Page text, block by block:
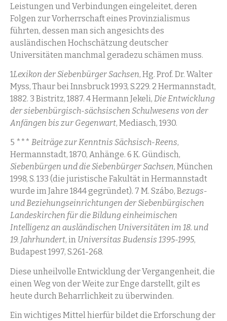
Leistungen und Verbindungen eingeleitet, deren
Folgen zur Vorherrschaft eines Provinzialismus
führten, dessen man sich angesichts des
ausländischen Hochschätzung deutscher
Universitäten manchmal geradezu schämen muss.
1Lexikon der Siebenbürger Sachsen, Hg. Prof. Dr. Walter
Myss, Thaur bei Innsbruck 1993, S.229. 2 Hermannstadt,
1882. 3 Bistritz, 1887. 4 Hermann Jekeli, Die Entwicklung
der siebenbürgisch-sächsischen Schulwesens von der
Anfängen bis zur Gegenwart, Mediasch, 1930.
5 *** Beiträge zur Kenntnis Sächsisch-Reens,
Hermannstadt, 1870, Anhänge. 6 K. Gündisch,
Siebenbürgen und die Siebenbürger Sachsen, München
1998, S. 133 (die juristische Fakultät in Hermannstadt
wurde im Jahre 1844 gegründet). 7 M. Szábo, Bezugs-
und Beziehungseinrichtungen der Siebenbürgischen
Landeskirchen für die Bildung einheimischen
Intelligenz an ausländischen Universitäten im 18. und
19. Jahrhundert, in Universitas Budensis 1395-1995,
Budapest 1997, S.261-268.
Diese unheilvolle Entwicklung der Vergangenheit, die
einen Weg von der Weite zur Enge darstellt, gilt es
heute durch Beharrlichkeit zu überwinden.
Ein wichtiges Mittel hierfür bildet die Erforschung der